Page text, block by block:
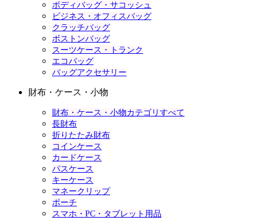
ボディバッグ・サコッシュ
ビジネス・オフィスバッグ
クラッチバッグ
ボストンバッグ
スーツケース・トランク
エコバッグ
バッグアクセサリー
財布・ケース・小物
財布・ケース・小物カテゴリすべて
長財布
折りたたみ財布
コインケース
カードケース
パスケース
キーケース
マネークリップ
ポーチ
スマホ・PC・タブレット用品